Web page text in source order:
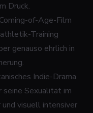
Druck.
of-Age-Film
Training
genauso ehrlich in
Indie-Drama
seine Sexualität im
visuell intensiver